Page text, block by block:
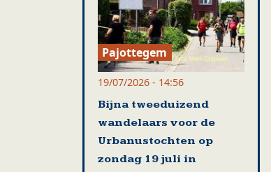
Pajottegem
19/07/2026 - 14:56
Bijna tweeduizend
wandelaars voor de
Urbanustochten op
zondag 19 juli in